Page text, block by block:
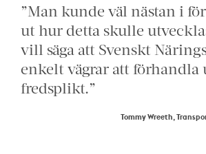
”Man kunde väl nästan i
ut hur detta skulle
vill säga att Svenskt
enkelt vägrar att förhandla
fredsplikt.”
Tommy Wreeth,